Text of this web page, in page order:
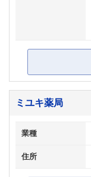
ミユキ薬局
業種
住所